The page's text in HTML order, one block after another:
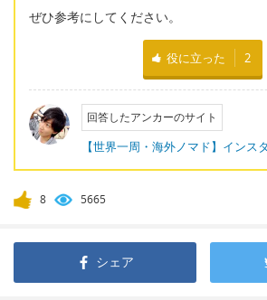
ぜひ参考にしてください。
役に立った 2
回答したアンカーのサイト
【世界一周・海外ノマド】インス
8 5665
シェア